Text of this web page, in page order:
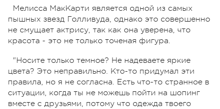
Мелисса МакКарти является одной из самых
пышных звезд Голливуда, однако это совершенно
не смущает актрису, так как она уверена, что
красота - это не только точеная фигура.
"Носите только темное? Не надеваете яркие
цвета? Это неправильно. Кто-то придумал эти
правила, но я не согласна. Есть что-то странное в
ситуации, когда ты не можешь пойти на шопинг
вместе с друзьями, потому что одежда твоего